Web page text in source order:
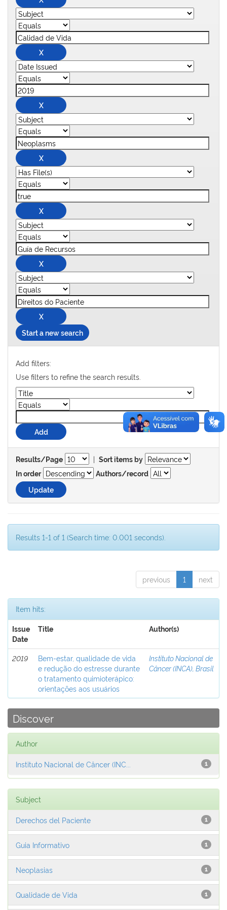
Start a new search
Add filters:
Use filters to refine the search results.
Results/Page | Sort items by
In order
Authors/record
Results 1-1 of 1 (Search time: 0.001 seconds).
previous 1 next
Item hits:
Issue
Date
Title Author(s)
2019
Bem-estar, qualidade de vida
e redução do estresse durante
o tratamento quimioterápico:
orientações aos usuários
Instituto Nacional de
Câncer (INCA), Brasil
Discover
Author
1
Instituto Nacional de Câncer (INC...
Subject
1
Derechos del Paciente
1
Guia Informativo
1
Neoplasias
1
Qualidade de Vida